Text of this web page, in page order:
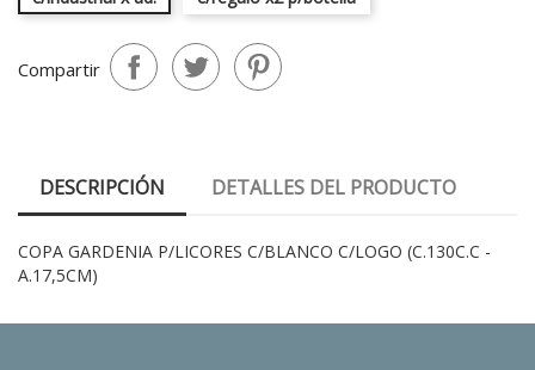
Compartir
DESCRIPCIÓN DETALLES DEL PRODUCTO
COPA GARDENIA P/LICORES C/BLANCO C/LOGO (C.130C.C -
A.17,5CM)